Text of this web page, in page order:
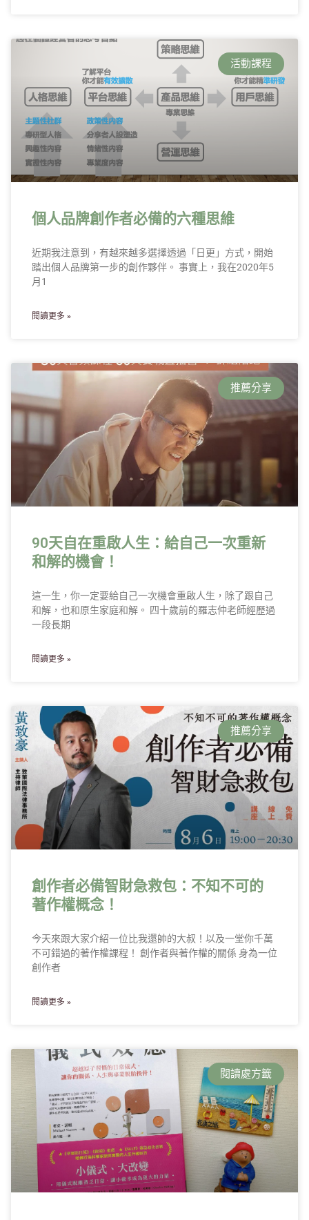
活動課程
個人品牌創作者必備的六種思維
近期我注意到，有越來越多選擇透過「日更」方式，開始
踏出個人品牌第一步的創作夥伴。 事實上，我在2020年5
月1
閱讀更多 »
推薦分享
90天自在重啟人生：給自己一次重新
和解的機會！
這一生，你一定要給自己一次機會重啟人生，除了跟自己
和解，也和原生家庭和解。 四十歲前的羅志仲老師經歷過
一段長期
閱讀更多 »
推薦分享
創作者必備智財急救包：不知不可的
著作權概念！
今天來跟大家介紹一位比我還帥的大叔！以及一堂你千萬
不可錯過的著作權課程！ 創作者與著作權的關係 身為一位
創作者
閱讀更多 »
閱讀處方籤